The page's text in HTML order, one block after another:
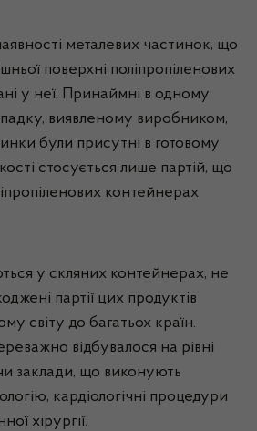
металевих частинок, що
поверхні поліпропіленових
у неї. Принаймні в одному
виявленому виробником,
були присутні в готовому
стосується лише партій, що
контейнерах
у скляних контейнерах, не
партії цих продуктів
світу до багатьох країн.
відбувалося на рівні
заклади, що виконують
кардіологічні процедури
хірургії.